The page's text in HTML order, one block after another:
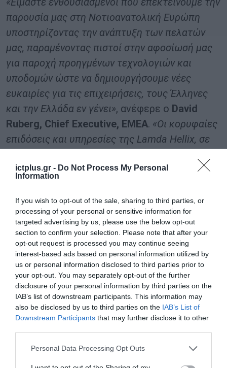
ictplus.gr - Do Not Process My Personal
Information
If you wish to opt-out of the sale, sharing to third parties, or
processing of your personal or sensitive information for
targeted advertising by us, please use the below opt-out
section to confirm your selection. Please note that after your
opt-out request is processed you may continue seeing
interest-based ads based on personal information utilized by
us or personal information disclosed to third parties prior to
your opt-out. You may separately opt-out of the further
disclosure of your personal information by third parties on the
IAB’s list of downstream participants. This information may
also be disclosed by us to third parties on the IAB’s List of
Downstream Participants that may further disclose it to other
Please note that this website/app uses one or more Google
Personal Data Processing Opt Outs
παρουσία μας στη Νοτιοανατολική Ευρώπη
υποστηρίζοντας την ανάπτυξη των πελατών
μας, παραμένοντας πιστοί στην αφοσίωσή μας
για παροχή προηγμένων τεχνολογιών και
υποδομών ώστε να δημιουργήσουμε νέες
ευκαιρίες για τις επιχειρήσεις, τους Έλληνες
και την Ελλάδα εν γένει», ανέφερε ο David
Ruberg, Chief Executive, EMEA. «Οι κορυφαίες
επιδόσεις και υπηρεσίες της Lamda Hellix, σε
κερδοφορία της εταιρείας, την έχουν
centre στην ευρύτερη περιοχή και έχουν
αναδείξει τον κρίσιμο ρόλο που μπορεί να
επιτελέσει η Ελλάδα στον αναπτυσσόμενο
κόσμο του cloud παγκoσμίως. Πιστεύουμε ότι η
κορυφαία θέση της Lamda Hellix στην Ελλάδα,
δημιουργεί σημαντικές ευκαιρίες για τoν Όμιλο
της Digital Realty και είμαστε σίγουροι ότι με
βάση τις υπάρχουσες σχέσεις μας με τους
παγκόσμιους cloud providers και την κοινή
δημιουργηθούν σημαντικές νέες ευκαιρίες,